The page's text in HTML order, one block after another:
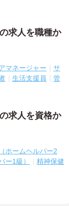
求人を職種か
マネージャー
サ
生活支援員
管
求人を資格か
ホームヘルパー2
ー1級）
精神保健